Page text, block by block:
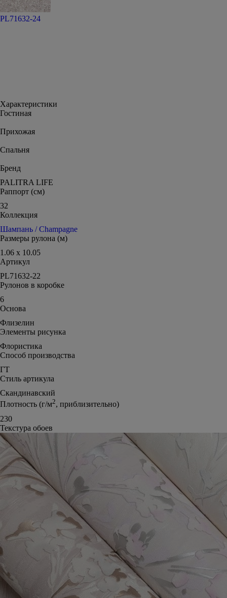
PL71632-24
Характеристики
Гостиная
Прихожая
Спальня
Бренд
PALITRA LIFE
Раппорт (см)
32
Коллекция
Шампань / Champagne
Размеры рулона (м)
1.06 x 10.05
Артикул
PL71632-22
Рулонов в коробке
6
Основа
Флизелин
Элементы рисунка
Флористика
Способ производства
ГТ
Стиль артикула
Скандинавский
Плотность (г/м2, приблизительно)
230
Текстура обоев